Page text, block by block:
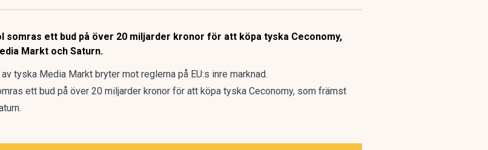
somras ett bud på över 20 miljarder kronor för att köpa tyska Ceconomy,
Markt och Saturn.
tyska Media Markt bryter mot reglerna på EU:s inre marknad.
ett bud på över 20 miljarder kronor för att köpa tyska Ceconomy, som främst